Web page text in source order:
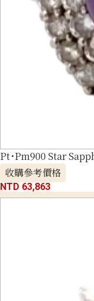
Pt･Pm900 Star
收購參考價格
NTD 63,863